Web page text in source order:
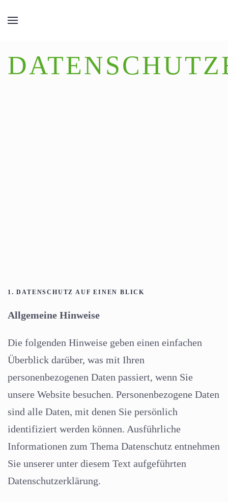
1. DATENSCHUTZ AUF EINEN BLICK
Allgemeine Hinweise
Die folgenden Hinweise geben einen einfachen
Überblick darüber, was mit Ihren
personenbezogenen Daten passiert, wenn Sie
unsere Website besuchen. Personenbezogene Daten
sind alle Daten, mit denen Sie persönlich
identifiziert werden können. Ausführliche
Informationen zum Thema Datenschutz entnehmen
Sie unserer unter diesem Text aufgeführten
Datenschutzerklärung.